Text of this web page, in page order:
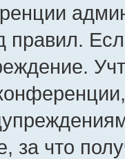
правил.
за что